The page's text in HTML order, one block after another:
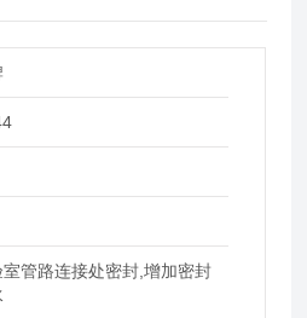
室管路连接处密封,增加密封